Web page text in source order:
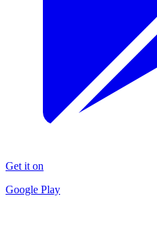
Get it on
Google Play